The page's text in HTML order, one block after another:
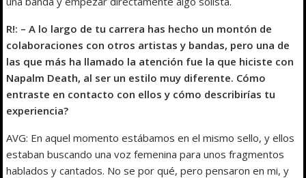
R!: – A lo largo de tu carrera has hecho un montón de
colaboraciones con otros artistas y bandas, pero una de
las que más ha llamado la atención fue la que hiciste con
Napalm Death, al ser un estilo muy diferente. Cómo
entraste en contacto con ellos y cómo describirías tu
experiencia?
AVG: En aquel momento estábamos en el mismo sello, y ellos
estaban buscando una voz femenina para unos fragmentos
hablados y cantados. No se por qué, pero pensaron en mi, y